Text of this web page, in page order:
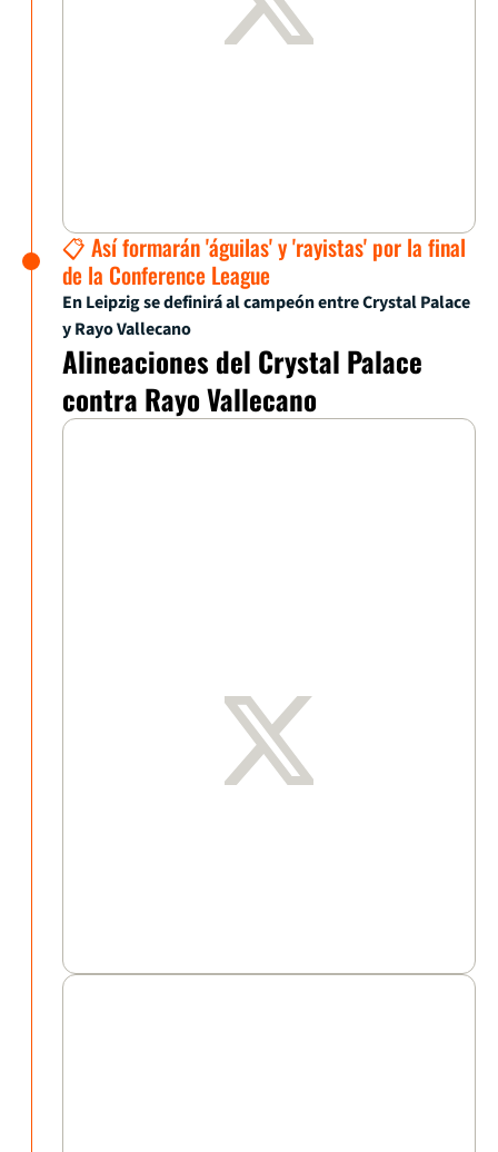
📋 Así formarán 'águilas' y 'rayistas' por la final
de la Conference League
En Leipzig se definirá al campeón entre Crystal Palace
y Rayo Vallecano
Alineaciones del Crystal Palace
contra Rayo Vallecano